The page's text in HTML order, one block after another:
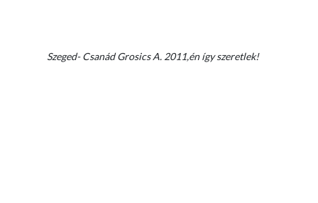
Szeged- Csanád Grosics A. 2011,én így szeretlek!